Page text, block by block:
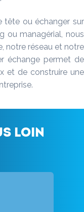
tête ou échanger sur
ou managérial, nous
notre réseau et notre
échange permet de
et de construire une
loin